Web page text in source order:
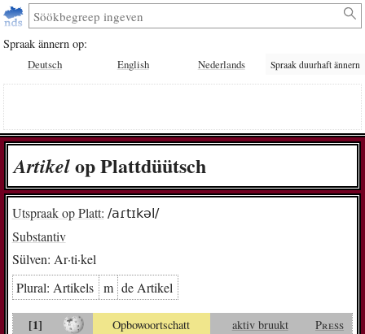
Spraak ännern op:
Deutsch English Nederlands Spraak duurhaft ännern
Ar­ti­kelop Plattdüütsch
Utspraak op Platt: /aɾtɪkəl/
Substantiv
Sülven: Ar·ti·kel
Plural: Ar­ti­kels m de Ar­ti­kel
[1] Opbowoortschatt aktiv bruukt Press